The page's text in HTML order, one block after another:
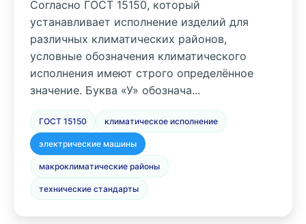
Согласно ГОСТ 15150, который
устанавливает исполнение изделий для
различных климатических районов,
условные обозначения климатического
исполнения имеют строго определённое
значение. Буква «У» обознача...
ГОСТ 15150 климатическое исполнение
электрические машины
макроклиматические районы
технические стандарты